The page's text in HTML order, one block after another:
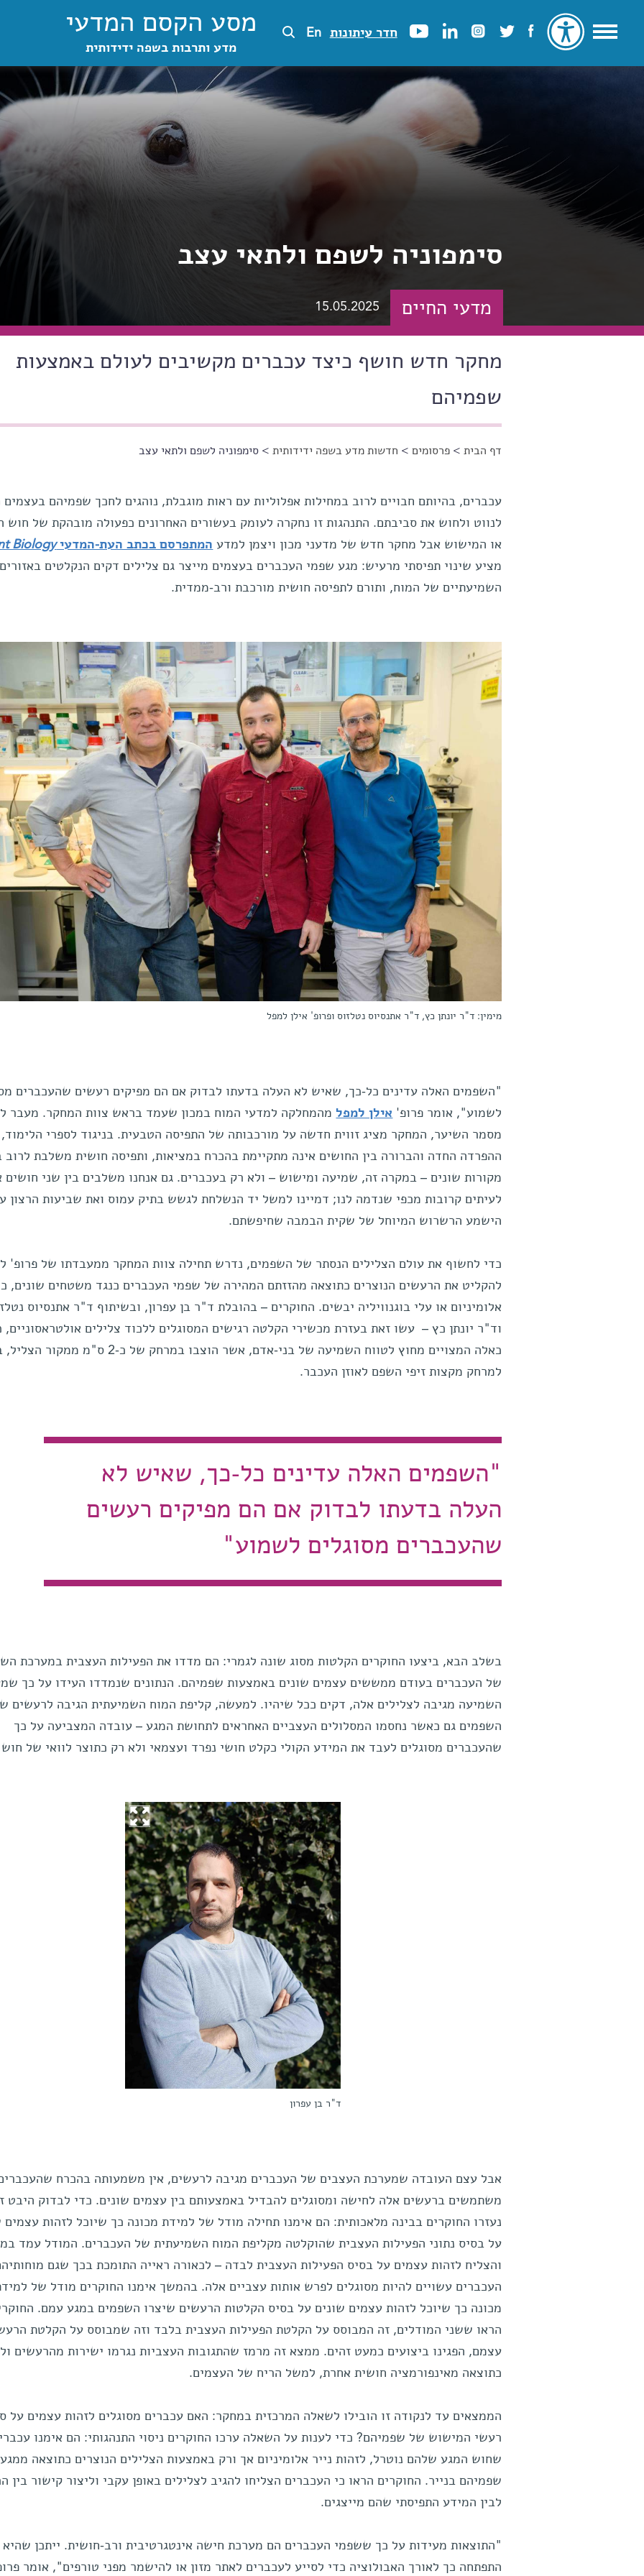
חדר עיתונות En מסע הקסם המדעי
מדע ותרבות בשפה ידידותית
סימפוניה לשפם ולתאי עצב
מדעי החיים 15.05.2025
מחקר חדש חושף כיצד עכברים מקשיבים לעולם באמצעות
שפמיהם
הינך נמצא כאן
דף הבית >פרסומים > חדשות מדע בשפה ידידותית > סימפוניה לשפם ולתאי עצב
עכברים, בהיותם חבויים לרוב במחילות אפלוליות עם ראות מוגבלת, נוהגים לחכך שפמיהם בעצמים
לנווט ולחוש את סביבתם. התנהגות זו נחקרה לעומק בעשורים האחרונים כפעולה מובהקת של חוש
או המישוש אבל מחקר חדש של מדעני מכון ויצמן למדע המתפרסם בכתב העת-המדעיBiology
מציע שינוי תפיסתי מרעיש: מגע שפמי העכברים בעצמים מייצר גם צלילים דקים הנקלטים באזורים
השמיעתיים של המוח, ותורם לתפיסה חושית מורכבת ורב-ממדית.
מימין: ד"ר יונתן כץ, ד"ר אתנסיוס נטלזוס ופרופ' אילן למפל
"השפמים האלה עדינים כל-כך, שאיש לא העלה בדעתו לבדוק אם הם מפיקים רעשים שהעכברים
לשמוע", אומר פרופ' אילן למפלמהמחלקה למדעי המוח במכון שעמד בראש צוות המחקר. מעבר
מסמר השיער, המחקר מציג זווית חדשה על מורכבותה של התפיסה הטבעית. בניגוד לספרי הלימוד,
ההפרדה החדה והברורה בין החושים אינה מתקיימת בהכרח במציאות, ותפיסה חושית משלבת לרוב
מקורות שונים – במקרה זה, שמיעה ומישוש – ולא רק בעכברים. גם אנחנו משלבים בין שני חושים
לעיתים קרובות מכפי שנדמה לנו; דמיינו למשל יד הנשלחת לגשש בתיק עמוס ואת שביעות הרצון
הישמע הרשרוש המיוחל של שקית הבמבה שחיפשתם.
כדי לחשוף את עולם הצלילים הנסתר של השפמים, נדרש תחילה צוות המחקר ממעבדתו של פרופ'
להקליט את הרעשים הנוצרים כתוצאה מהזזתם המהירה של שפמי העכברים כנגד משטחים שונים,
אלומיניום או עלי בוגנוויליה יבשים. החוקרים – בהובלת ד"ר בן עפרון, ובשיתוף ד"ר אתנסיוס
וד"ר יונתן כץ – עשו זאת בעזרת מכשירי הקלטה רגישים המסוגלים ללכוד צלילים אולטראסוניים,
כאלה המצויים מחוץ לטווח השמיעה של בני-אדם, אשר הוצבו במרחק של כ-2
למרחק מקצות זיפי השפם לאוזן העכבר.
"השפמים האלה עדינים כל-כך, שאיש לא
העלה בדעתו לבדוק אם הם מפיקים רעשים
שהעכברים מסוגלים לשמוע"
בשלב הבא, ביצעו החוקרים הקלטות מסוג שונה לגמרי: הם מדדו את הפעילות העצבית במערכת
של העכברים בעודם ממששים עצמים שונים באמצעות שפמיהם. הנתונים שנמדדו העידו על כך
השמיעה מגיבה לצלילים אלה, דקים ככל שיהיו. למעשה, קליפת המוח השמיעתית הגיבה לרעשים
השפמים גם כאשר נחסמו המסלולים העצביים האחראים לתחושת המגע – עובדה המצביעה על כך
שהעכברים מסוגלים לעבד את המידע הקולי כקלט חושי נפרד ועצמאי ולא רק כתוצר לוואי של
ד"ר בן עפרון
אבל עצם העובדה שמערכת העצבים של העכברים מגיבה לרעשים, אין משמעותה בהכרח
משתמשים ברעשים אלה לחישה ומסוגלים להבדיל באמצעותם בין עצמים שונים. כדי לבדוק היבט
נעזרו החוקרים בבינה מלאכותית: הם אימנו תחילה מודל של למידת מכונה כך שיוכל לזהות עצמים
על בסיס נתוני הפעילות העצבית שהוקלטה מקליפת המוח השמיעתית של העכברים. המודל עמד
והצליח לזהות עצמים על בסיס הפעילות העצבית לבדה – לכאורה ראייה התומכת בכך שגם
העכברים עשויים להיות מסוגלים לפרש אותות עצביים אלה. בהמשך אימנו החוקרים מודל של
מכונה כך שיוכל לזהות עצמים שונים על בסיס הקלטות הרעשים שיצרו השפמים במגע עמם.
הראו ששני המודלים, זה המבוסס על הקלטת הפעילות העצבית בלבד וזה שמבוסס על הקלטת
עצמם, הפגינו ביצועים כמעט זהים. ממצא זה מרמז שהתגובות העצביות נגרמו ישירות מהרעשים
כתוצאה מאינפורמציה חושית אחרת, למשל הריח של העצמים.
הממצאים עד לנקודה זו הובילו לשאלה המרכזית במחקר: האם עכברים מסוגלים לזהות עצמים על
רעשי המישוש של שפמיהם? כדי לענות על השאלה ערכו החוקרים ניסוי התנהגותי: הם אימנו
שחוש המגע שלהם נוטרל, לזהות נייר אלומיניום אך ורק באמצעות הצלילים הנוצרים כתוצאה ממגע
שפמיהם בנייר. החוקרים הראו כי העכברים הצליחו להגיב לצלילים באופן עקבי וליצור קישור בין
לבין המידע התפיסתי שהם מייצגים.
"התוצאות מעידות על כך ששפמי העכברים הם מערכת חישה אינטגרטיבית ורב-חושית. ייתכן שהיא
התפתחה כך לאורך האבולוציה כדי לסייע לעכברים לאתר מזון או להישמר מפני טורפים", אומר